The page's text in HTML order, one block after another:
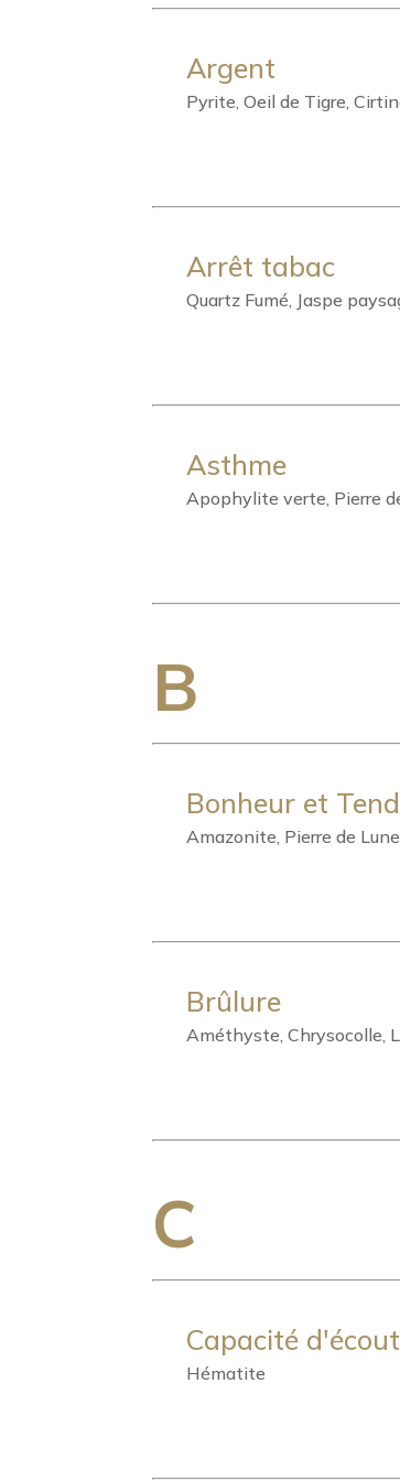
Argent
Pyrite, Oeil de Tigre,
Arrêt tabac
Quartz Fumé, Jaspe
Asthme
Apophylite verte, Pierre
B
Bonheur et
Amazonite, Pierre de
Brûlure
Améthyste, Chrysocolle,
C
Capacité
Hématite